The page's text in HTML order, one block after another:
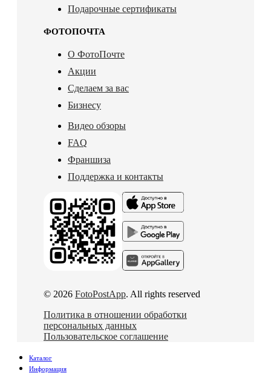
Подарочные сертификаты
ФОТОПОЧТА
О ФотоПочте
Акции
Сделаем за вас
Бизнесу
Видео обзоры
FAQ
Франшиза
Поддержка и контакты
© 2026 FotoPostApp. All rights reserved
Политика в отношении обработки
персональных данных
Пользовательское соглашение
Каталог
Информация